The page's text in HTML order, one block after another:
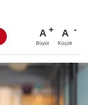
A
Büyüt
A
Küçült